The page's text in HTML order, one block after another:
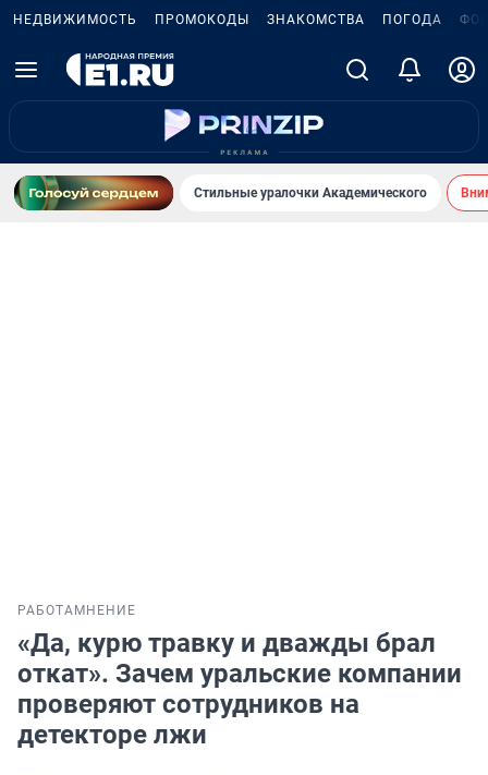
НЕДВИЖИМОСТЬ ПРОМОКОДЫ ЗНАКОМСТВА ПОГОДА
Стильные уралочки Академического
РАБОТА МНЕНИЕ
«Да, курю травку и дважды брал
откат». Зачем уральские компании
проверяют сотрудников на
детекторе лжи